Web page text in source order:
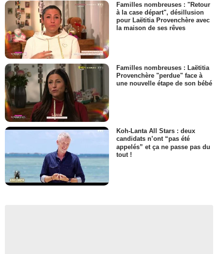
Familles nombreuses : "Retour
à la case départ", désillusion
pour Laëtitia Provenchère avec
la maison de ses rêves
Familles nombreuses : Laëtitia
Provenchère "perdue" face à
une nouvelle étape de son bébé
Koh-Lanta All Stars : deux
candidats n’ont “pas été
appelés” et ça ne passe pas du
tout !